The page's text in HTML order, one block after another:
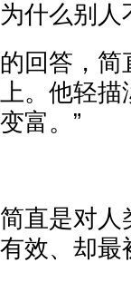
什么别人
回答，
。他轻描
富。”
直是对
效、却